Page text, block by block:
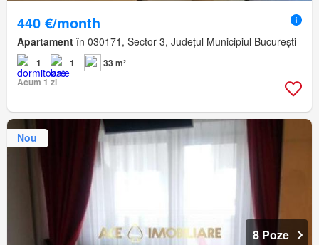
440 €/month
Apartament în 030171, Sector 3, Județul Municipiul București
1 1
33 m²
Acum 1 zi
Nou
8 Poze